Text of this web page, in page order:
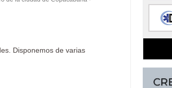
Disponemos de varias